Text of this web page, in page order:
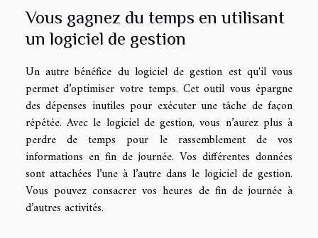
Vous gagnez du temps en utilisant
un logiciel de gestion
Un autre bénéfice du logiciel de gestion est qu'il vous
permet d’optimiser votre temps. Cet outil vous épargne
des dépenses inutiles pour exécuter une tâche de façon
répétée. Avec le logiciel de gestion, vous n’aurez plus à
perdre de temps pour le rassemblement de vos
informations en fin de journée. Vos différentes données
sont attachées l’une à l’autre dans le logiciel de gestion.
Vous pouvez consacrer vos heures de fin de journée à
d’autres activités.